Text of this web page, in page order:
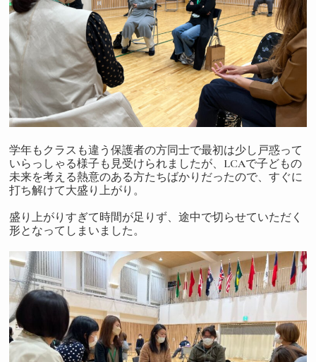
学年もクラスも違う保護者の方同士で最初は少し戸惑って
いらっしゃる様子も見受けられましたが、LCAで子どもの
未来を考える熱意のある方たちばかりだったので、すぐに
打ち解けて大盛り上がり。
盛り上がりすぎて時間が足りず、途中で切らせていただく
形となってしまいました。